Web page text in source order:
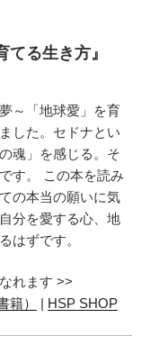
てる生き方』
～「地球愛」を育
した。セドナとい
魂」を感じる。そ
す。 この本を読み
の本当の願いに気
分を愛する心、地
はずです。
れます >>
籍） | HSP SHOP